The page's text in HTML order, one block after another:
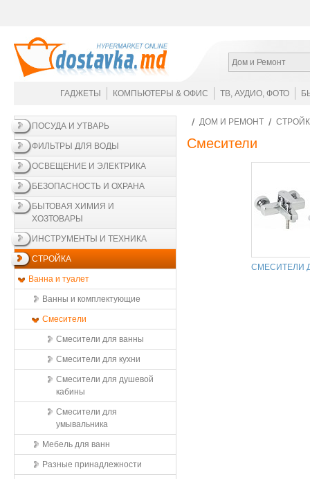
Дом и Ремонт
ГАДЖЕТЫ КОМПЬЮТЕРЫ & ОФИС ТВ, АУДИО, ФОТО
ПОСУДА И УТВАРЬ
ФИЛЬТРЫ ДЛЯ ВОДЫ
ОСВЕЩЕНИЕ И ЭЛЕКТРИКА
БЕЗОПАСНОСТЬ И ОХРАНА
БЫТОВАЯ ХИМИЯ И
ХОЗТОВАРЫ
ИНСТРУМЕНТЫ И ТЕХНИКА
СТРОЙКА
Ванна и туалет
Ванны и комплектующие
Смесители
Смесители для ванны
Смесители для кухни
Смесители для душевой
кабины
Смесители для
умывальника
Мебель для ванн
Разные принадлежности
ДОМ И РЕМОНТ
Смесители
СМЕСИТЕЛИ